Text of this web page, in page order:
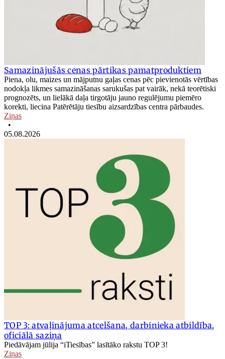
Samazinājušās cenas pārtikas pamatproduktiem
Piena, olu, maizes un mājputnu gaļas cenas pēc pievienotās vērtības
nodokļa likmes samazināšanas sarukušas pat vairāk, nekā teorētiski
prognozēts, un lielākā daļa tirgotāju jauno regulējumu piemēro
korekti, liecina Patērētāju tiesību aizsardzības centra pārbaudes.
Ziņas
•
05.08.2026
TOP 3: atvaļinājuma atcelšana, darbinieka atbildība,
oficiālā saziņa
Piedāvājam jūlija “iTiesības” lasītāko rakstu TOP 3!
Ziņas